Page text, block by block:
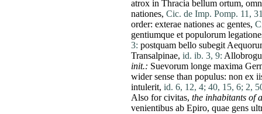
atrox in Thracia bellum ortum,
nationes, Cic. de Imp. Pomp. 11,
order: exterae nationes ac gentes,
gentiumque et populorum
3: postquam bello subegit
Transalpinae, id. ib. 3, 9:
init.: Suevorum longe maxima
wider sense than populus: non ex
intulerit, id. 6, 12, 4; 40, 15, 6; 2,
Also forcivitas, the inhabitants of
venientibus ab Epiro, quae gens